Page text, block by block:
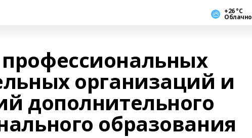
+26 °С
Облачно
организаций и
дополнительного
образования